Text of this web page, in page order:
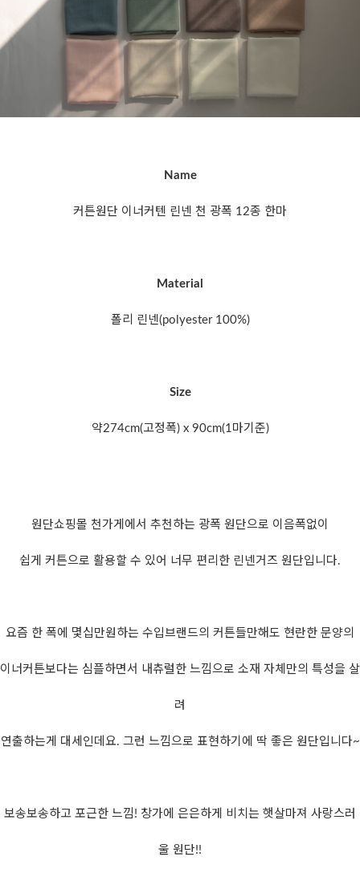
Name
커튼원단 이너커텐 린넨 천 광폭 12종 한마
Material
폴리 린넨(polyester 100%)
Size
약274cm(고정폭) x 90cm(1마기준)
원단쇼핑몰 천가게에서 추천하는 광폭 원단으로 이음폭없이
쉽게 커튼으로 활용할 수 있어 너무 편리한 린넨거즈 원단입니다.
요즘 한 폭에 몇십만원하는 수입브랜드의 커튼들만해도 현란한 문양의
이너커튼보다는 심플하면서 내츄럴한 느낌으로 소재 자체만의 특성을 살
려
연출하는게 대세인데요. 그런 느낌으로 표현하기에 딱 좋은 원단입니다~
보송보송하고 포근한 느낌! 창가에 은은하게 비치는 햇살마져 사랑스러
울 원단!!